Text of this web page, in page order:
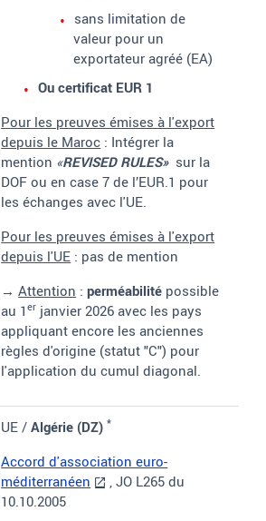
sans limitation de
valeur pour un
exportateur agréé (EA)
Ou certificat EUR 1
Pour les preuves émises à l'export
depuis le Maroc : Intégrer la
mention «REVISED RULES» sur la
DOF ou en case 7 de l’EUR.1 pour
les échangesavec l'UE.
Pour les preuves émises à l'export
depuis l'UE : pas de mention
→Attention :perméabilité possible
au 1er janvier 2026 avec les pays
appliquant encore les anciennes
règles d'origine (statut "C") pour
l'application du cumul diagonal.
UE /Algérie (DZ)*
Accord d'association euro-
méditerranéen
, JO L265 du
10.10.2005